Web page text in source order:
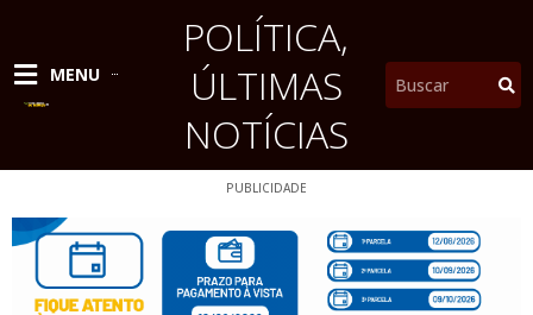
conteúdo
MENU
POLÍTICA,
ÚLTIMAS
NOTÍCIAS
Pesquisar
PUBLICIDADE